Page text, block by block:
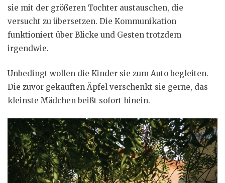
sie mit der größeren Tochter austauschen, die
versucht zu übersetzen. Die Kommunikation
funktioniert über Blicke und Gesten trotzdem
irgendwie.
Unbedingt wollen die Kinder sie zum Auto begleiten.
Die zuvor gekauften Äpfel verschenkt sie gerne, das
kleinste Mädchen beißt sofort hinein.